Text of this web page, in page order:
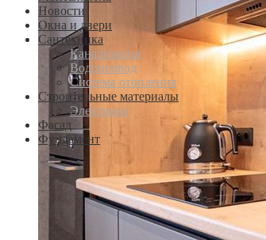
Новости
Окна и двери
Сантехника
Канализация
Водопровод
Система отопления
Строительные материалы
Электрика
Фасад
Фундамент